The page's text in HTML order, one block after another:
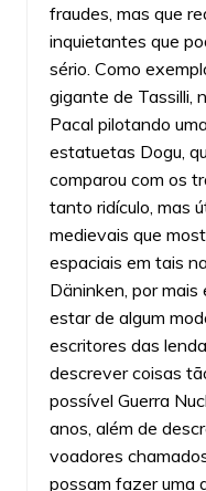
fraudes, mas que
inquietantes que
sério. Como
gigante de Tassilli,
Pacal pilotando
estatuetas Dogu,
comparou com os
tanto ridículo, mas
medievais que
espaciais em tais
Däninken, por
estar de algum
escritores das
descrever coisas
possível Guerra
anos, além de
voadores
possam fazer uma